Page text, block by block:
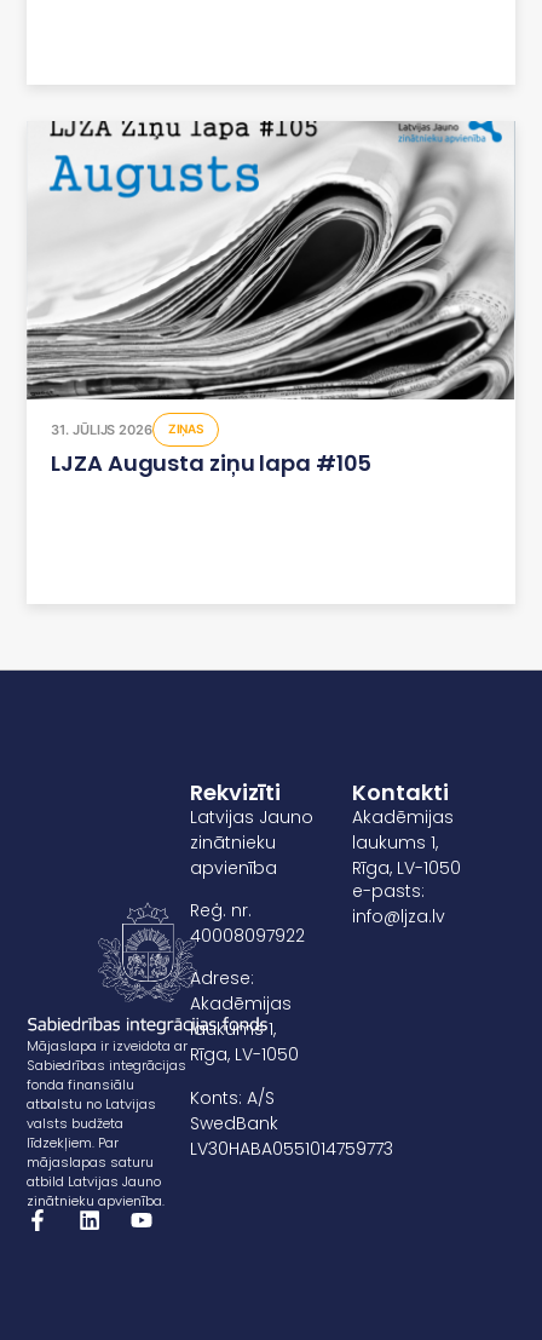
31. JŪLIJS 2026 ZIŅAS
LJZA Augusta ziņu lapa #105
Mājaslapa ir izveidota ar
Sabiedrības integrācijas
fonda finansiālu
atbalstu no Latvijas
valsts budžeta
līdzekļiem. Par
mājaslapas saturu
atbild Latvijas Jauno
zinātnieku apvienība.
Rekvizīti
Latvijas Jauno
zinātnieku
apvienība
Reģ. nr.
40008097922
Adrese:
Akadēmijas
laukums 1,
Rīga, LV-1050
Konts: A/S
SwedBank
LV30HABA0551014759773
Kontakti
Akadēmijas
laukums 1,
Rīga, LV-1050
e-pasts:
info@ljza.lv